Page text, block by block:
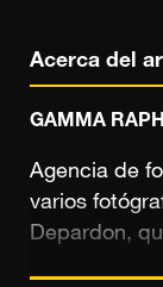
Acerca del
GAMMA
Agencia de
varios
Depardon,
tiempo, con